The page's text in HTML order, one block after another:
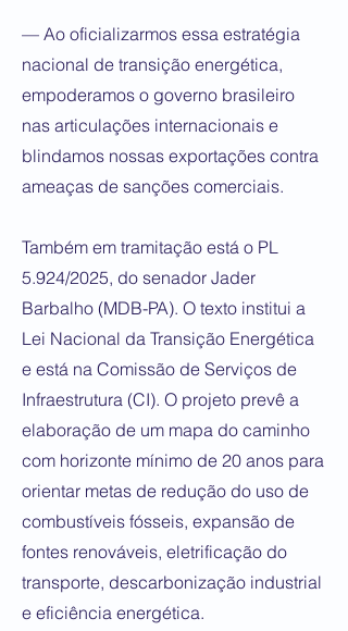
— Ao oficializarmos essa estratégia
nacional de transição energética,
empoderamos o governo brasileiro
nas articulações internacionais e
blindamos nossas exportações contra
ameaças de sanções comerciais.
Também em tramitação está o PL
5.924/2025, do senador Jader
Barbalho (MDB-PA). O texto institui a
Lei Nacional da Transição Energética
e está na Comissão de Serviços de
Infraestrutura (CI). O projeto prevê a
elaboração de um mapa do caminho
com horizonte mínimo de 20 anos para
orientar metas de redução do uso de
combustíveis fósseis, expansão de
fontes renováveis, eletrificação do
transporte, descarbonização industrial
e eficiência energética.